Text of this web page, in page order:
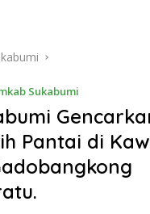
Sukabumi
Pantai di